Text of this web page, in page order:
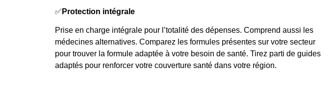
✅ Protection intégrale
Prise en charge intégrale pour l’totalité des dépenses. Comprend aussi les
médecines alternatives. Comparez les formules présentes sur votre secteur
pour trouver la formule adaptée à votre besoin de santé. Tirez parti de guides
adaptés pour renforcer votre couverture santé dans votre région.